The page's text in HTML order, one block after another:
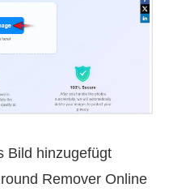
Bild hinzugefügt
Remover Online